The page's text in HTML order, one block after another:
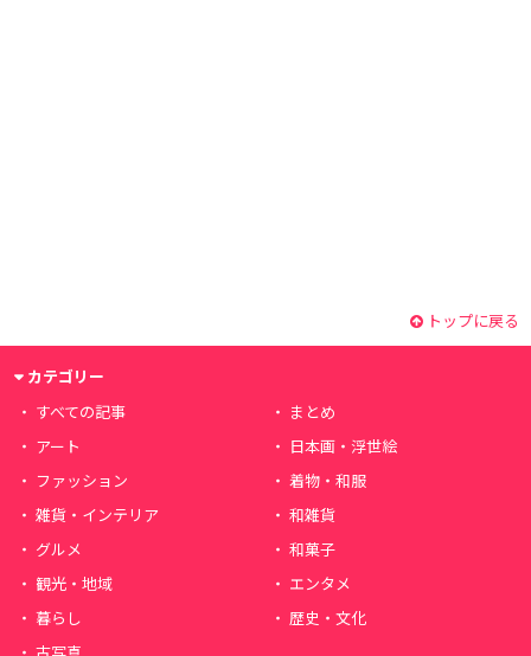
トップに戻る
カテゴリー
すべての記事
まとめ
アート
日本画・浮世絵
ファッション
着物・和服
雑貨・インテリア
和雑貨
グルメ
和菓子
観光・地域
エンタメ
暮らし
歴史・文化